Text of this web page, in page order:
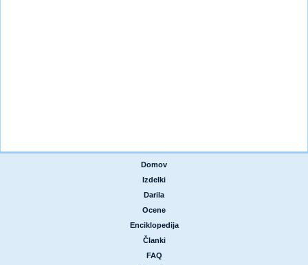
Domov
Izdelki
Darila
Ocene
Enciklopedija
Članki
FAQ